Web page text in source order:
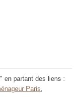
en partant des liens :
Paris,